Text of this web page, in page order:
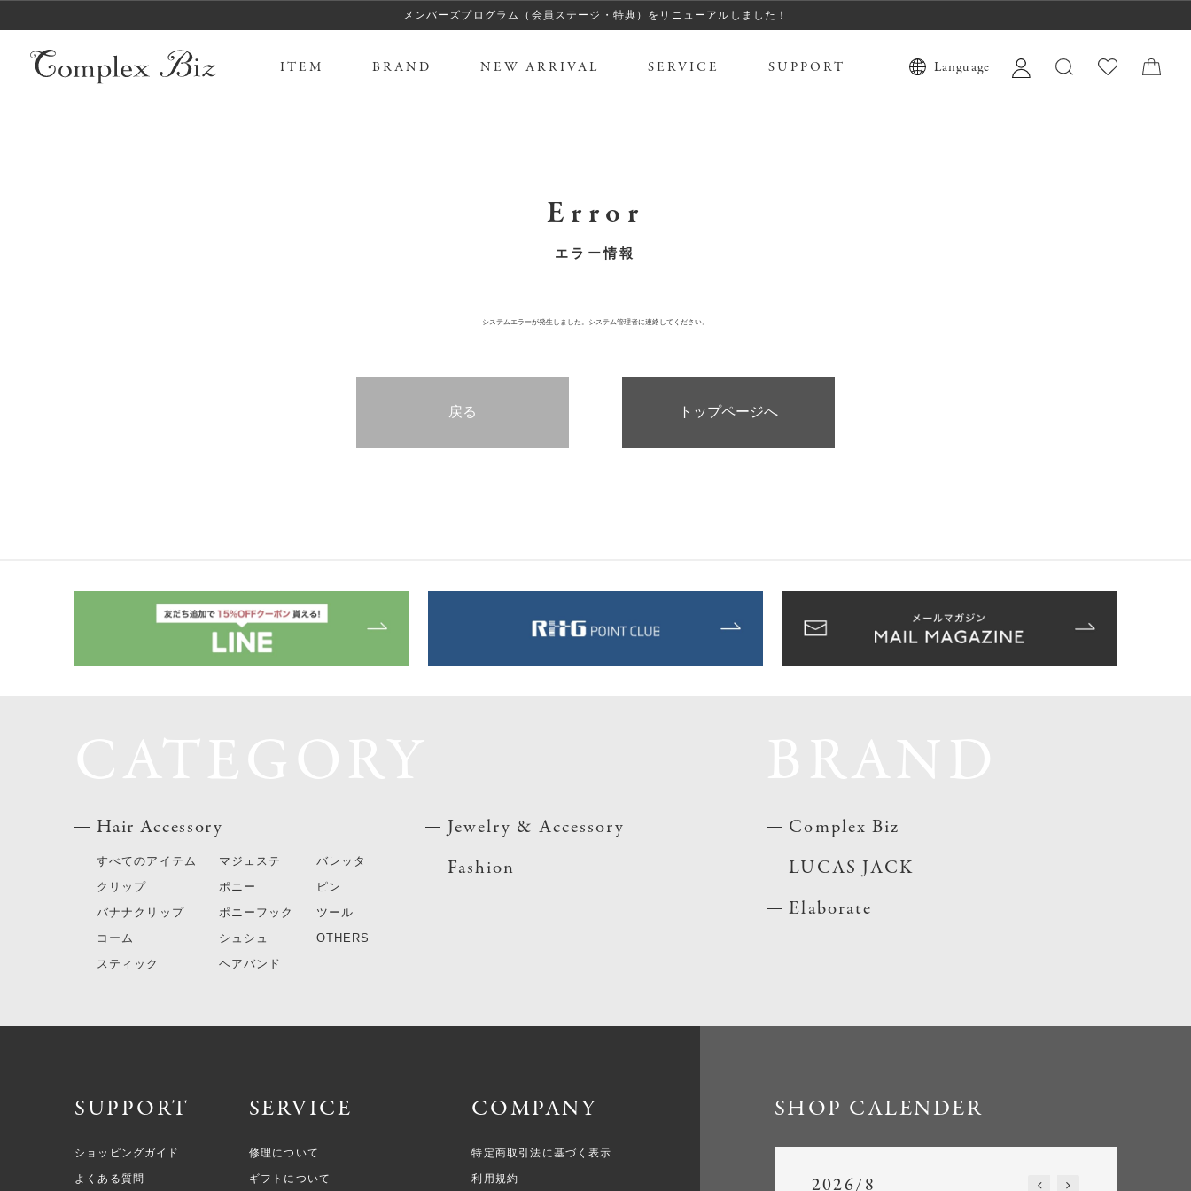
メンバーズプログラム（会員ステージ・特典）をリニューアルしました！
ITEM BRAND NEW ARRIVAL SERVICE SUPPORT Language
Error
エラー情報
システムエラーが発生しました。システム管理者に連絡してください。
戻る トップページへ
Hair Accessory
すべてのアイテム
クリップ
バナナクリップ
コーム
スティック
マジェステ
ポニー
ポニーフック
シュシュ
ヘアバンド
バレッタ
ピン
ツール
OTHERS
Jewelry & Accessory
Fashion
Complex Biz
LUCAS JACK
Elaborate
SUPPORT
ショッピングガイド
よくある質問
SERVICE
修理について
ギフトについて
COMPANY
特定商取引法に基づく表示
利用規約
SHOP CALENDER
2026/8